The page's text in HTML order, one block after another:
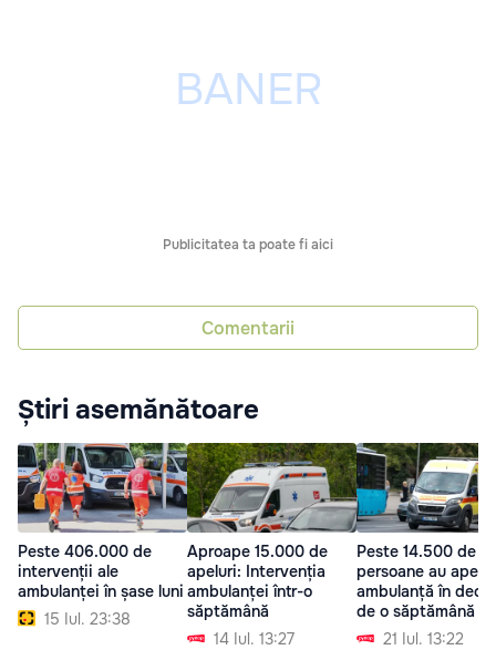
Publicitatea ta poate fi aici
Comentarii
Știri asemănătoare
Peste 406.000 de
intervenții ale
ambulanței în șase luni
15 Iul. 23:38
Aproape 15.000 de
apeluri: Intervenția
ambulanței într-o
săptămână
14 Iul. 13:27
Peste 14.500 de
persoane au
ambulanță în
de o săptămână
21 Iul. 13:22